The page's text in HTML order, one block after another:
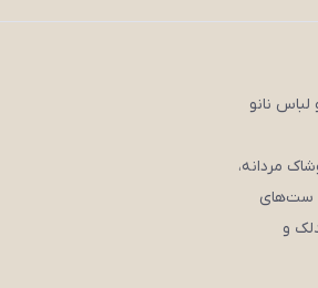
نانو
ست‌های
و